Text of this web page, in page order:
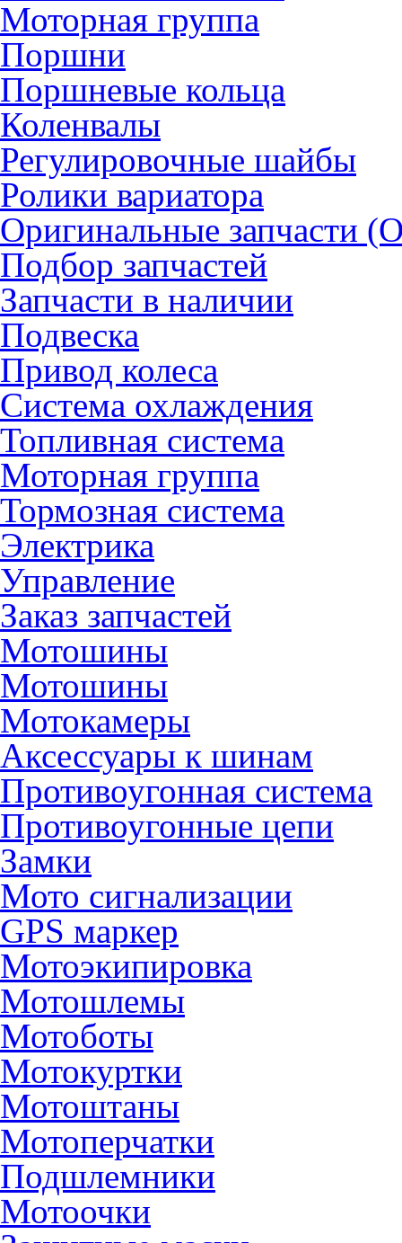
Моторная группа
Поршни
Поршневые кольца
Коленвалы
Регулировочные шайбы
Ролики вариатора
Оригинальные запчасти
Подбор запчастей
Запчасти в наличии
Подвеска
Привод колеса
Система охлаждения
Топливная система
Моторная группа
Тормозная система
Электрика
Управление
Заказ запчастей
Мотошины
Мотошины
Мотокамеры
Аксессуары к шинам
Противоугонная система
Противоугонные цепи
Замки
Мото сигнализации
GPS маркер
Мотоэкипировка
Мотошлемы
Мотоботы
Мотокуртки
Мотоштаны
Мотоперчатки
Подшлемники
Мотоочки